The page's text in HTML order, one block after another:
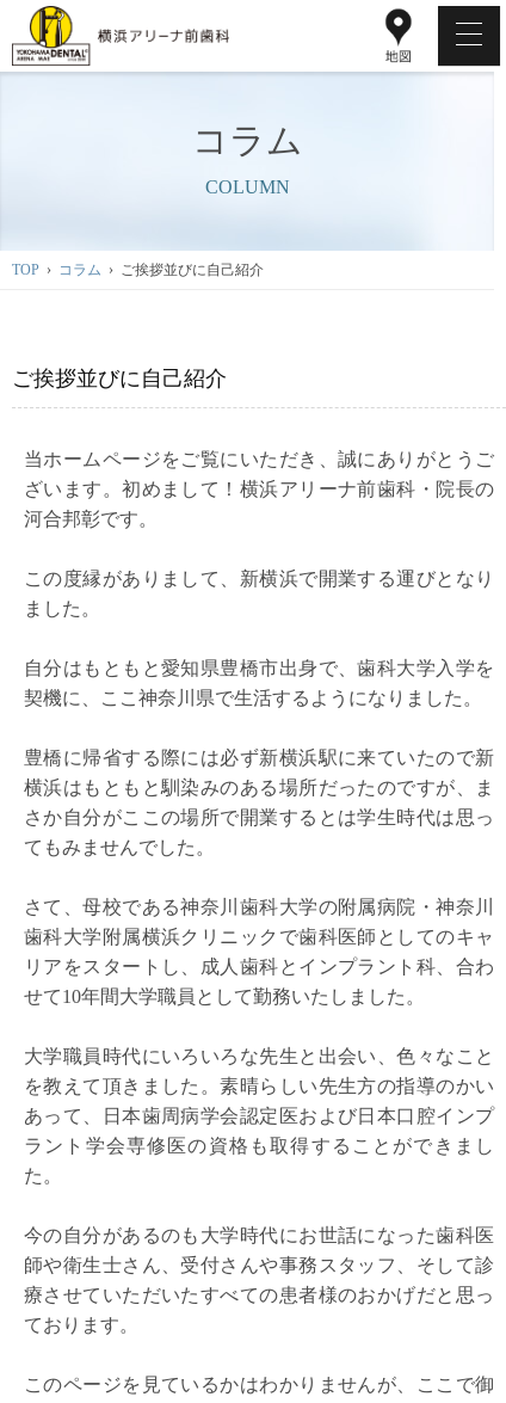
コラム
COLUMN
TOP › コラム › ご挨拶並びに自己紹介
ご挨拶並びに自己紹介
当ホームページをご覧にいただき、誠にありがとうご
ざいます。初めまして！横浜アリーナ前歯科・院長の
河合邦彰です。
この度縁がありまして、新横浜で開業する運びとなり
ました。
自分はもともと愛知県豊橋市出身で、歯科大学入学を
契機に、ここ神奈川県で生活するようになりました。
豊橋に帰省する際には必ず新横浜駅に来ていたので新
横浜はもともと馴染みのある場所だったのですが、ま
さか自分がここの場所で開業するとは学生時代は思っ
てもみませんでした。
さて、母校である神奈川歯科大学の附属病院・神奈川
歯科大学附属横浜クリニックで歯科医師としてのキャ
リアをスタートし、成人歯科とインプラント科、合わ
せて10年間大学職員として勤務いたしました。
大学職員時代にいろいろな先生と出会い、色々なこと
を教えて頂きました。素晴らしい先生方の指導のかい
あって、日本歯周病学会認定医および日本口腔インプ
ラント学会専修医の資格も取得することができまし
た。
今の自分があるのも大学時代にお世話になった歯科医
師や衛生士さん、受付さんや事務スタッフ、そして診
療させていただいたすべての患者様のおかげだと思っ
ております。
このページを見ているかはわかりませんが、ここで御